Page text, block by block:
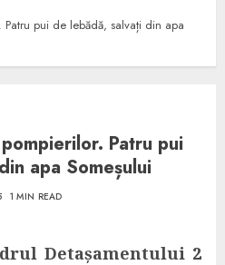
pui de lebădă, salvați din apa
Patru pui
apa Someșului
1 MIN READ
Detașamentului 2